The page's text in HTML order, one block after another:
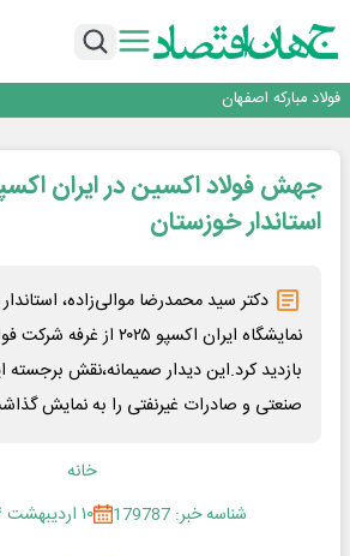
تداوم صعود مس در بازارهای جهانی؛ قیمت فلز سرخ از ۱۴هزار دلار در هر تن عبور کرد
فولاد مبارکه اصفهان
تجدیدپذیر با حضور استاندار اصفهان
گفتگو با کاوه معلمی، مدیر حسابداری مدیریت
تداوم صعود مس در بازارهای جهانی؛ قیمت فلز سرخ از ۱۴هزار دلار در هر تن عبور کرد
فولاد در تله قیمت‌گذاری دستوری
استاندار خوزستان
دکتر سید محمدرضا موالی‌زاده،
نمایشگاه ایران اکسپو
بازدید کرد.این دیدار صمیمانه،نقش
صنعتی و صادرات غیرنفتی را به نمایش
خانه
شناسه خبر: 179787
۱۰ اردیبهشت ۱۴۰۴